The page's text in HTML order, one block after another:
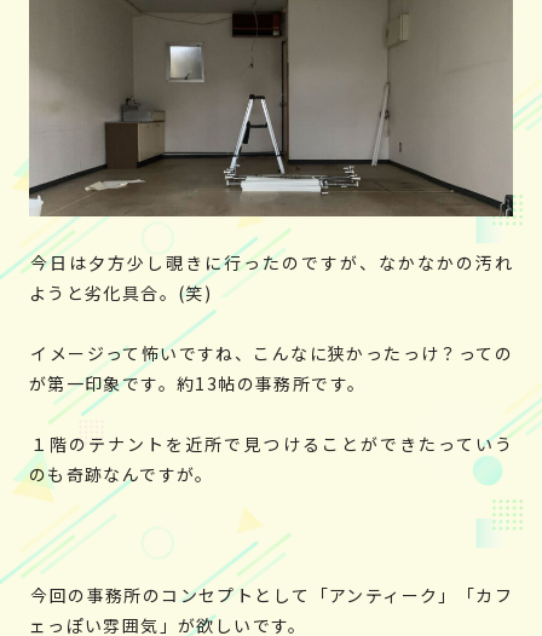
今日は夕方少し覗きに行ったのですが、なかなかの汚れ
ようと劣化具合。(笑)
イメージって怖いですね、こんなに狭かったっけ？っての
が第一印象です。約13帖の事務所です。
１階のテナントを近所で見つけることができたっていう
のも奇跡なんですが。
今回の事務所のコンセプトとして「アンティーク」「カフ
ェっぽい雰囲気」が欲しいです。